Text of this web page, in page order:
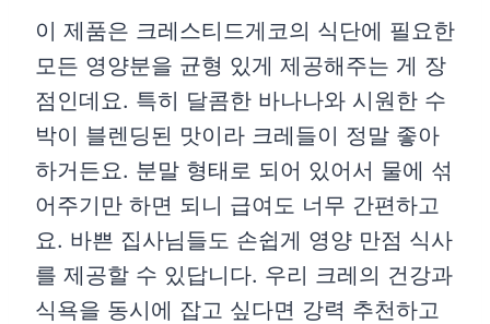
이 제품은 크레스티드게코의 식단에 필요한
모든 영양분을 균형 있게 제공해주는 게 장
점인데요. 특히 달콤한 바나나와 시원한 수
박이 블렌딩된 맛이라 크레들이 정말 좋아
하거든요. 분말 형태로 되어 있어서 물에 섞
어주기만 하면 되니 급여도 너무 간편하고
요. 바쁜 집사님들도 손쉽게 영양 만점 식사
를 제공할 수 있답니다. 우리 크레의 건강과
식욕을 동시에 잡고 싶다면 강력 추천하고